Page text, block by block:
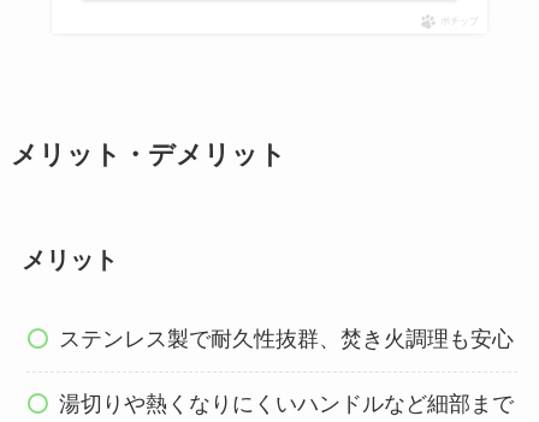
ポチップ
メリット・デメリット
メリット
ステンレス製で耐久性抜群、焚き火調理も安心
湯切りや熱くなりにくいハンドルなど細部まで